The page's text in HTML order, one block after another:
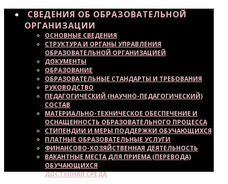
СВЕДЕНИЯ ОБ ОБРАЗОВАТЕЛЬНОЙ
ОРГАНИЗАЦИИ
ОСНОВНЫЕ СВЕДЕНИЯ
СТРУКТУРА И ОРГАНЫ УПРАВЛЕНИЯ
ОБРАЗОВАТЕЛЬНОЙ ОРГАНИЗАЦИЕЙ
ДОКУМЕНТЫ
ОБРАЗОВАНИЕ
ОБРАЗОВАТЕЛЬНЫЕ СТАНДАРТЫ И ТРЕБОВАНИЯ
РУКОВОДСТВО
ПЕДАГОГИЧЕСКИЙ (НАУЧНО-ПЕДАГОГИЧЕСКИЙ)
СОСТАВ
МАТЕРИАЛЬНО-ТЕХНИЧЕСКОЕ ОБЕСПЕЧЕНИЕ И
ОСНАЩЕННОСТЬ ОБРАЗОВАТЕЛЬНОГО ПРОЦЕССА
СТИПЕНДИИ И МЕРЫ ПОДДЕРЖКИ ОБУЧАЮЩИХСЯ
ПЛАТНЫЕ ОБРАЗОВАТЕЛЬНЫЕ УСЛУГИ
ФИНАНСОВО-ХОЗЯЙСТВЕННАЯ ДЕЯТЕЛЬНОСТЬ
ВАКАНТНЫЕ МЕСТА ДЛЯ ПРИЕМА (ПЕРЕВОДА)
ОБУЧАЮЩИХСЯ
ДОСТУПНАЯ СРЕДА